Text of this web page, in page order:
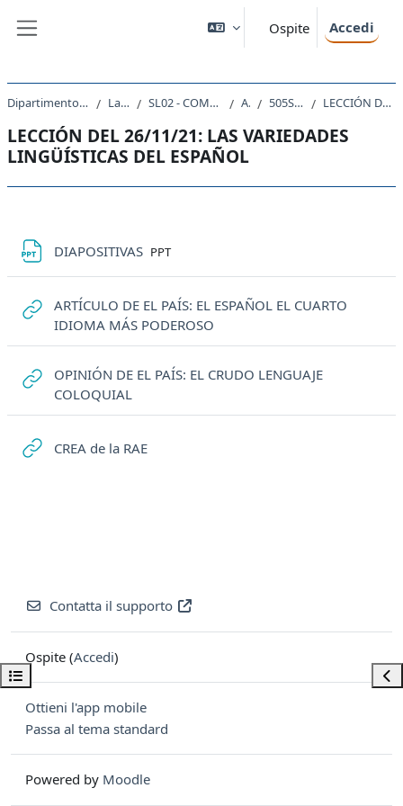
Ospite Accedi
Apri indice del corso
Dipartimento di Scienze Giuridiche, del Linguaggio, dell`Interpretazione e della Traduzione Laurea triennale (DM270) SL02 - COMUNICAZIONE INTERLINGUISTICA APPLICATA ALLE PROFESSIONI GIURIDICHE A.A. 2021 - 2022 505SL-1 - LINGUA SPAGNOLA 1 2021 LECCIÓN DEL 26/11/21: LAS VARIEDADES LINGÜÍSTICAS DEL ESPAÑOL
LECCIÓN DEL 26/11/21: LAS VARIEDADES
LINGÜÍSTICAS DEL ESPAÑOL
DIAPOSITIVAS File
PPT
ARTÍCULO DE EL PAÍS: EL ESPAÑOL EL CUARTO
IDIOMA MÁS PODEROSO
OPINIÓN DE EL PAÍS: EL CRUDO LENGUAJE
COLOQUIAL
CREA de la RAEURL
Contatta il supporto
Ospite (Accedi)
Ottieni l'app mobile
Passa al tema standard
Powered by Moodle